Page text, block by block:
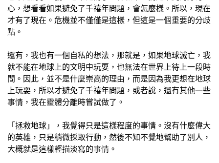
心，想看看如果避免了千禧年問題，會怎麼樣。所以，現在
才有了現在。危機並不僅僅是這樣，但這是一個重要的分歧
點。
還有，我也有一個自私的想法，那就是，如果地球滅亡，我
就不能在地球上的文明中玩耍，也無法在世界上待上一段時
間。因此，並不是什麼崇高的理由，而是因為我更想在地球
上玩耍，所以才避免了千禧年問題，或者說，還有其他一些
事情，我在靈體分離時嘗試做了。
「拯救地球」，我覺得只是這樣程度的事情。沒有什麼偉大
的英雄，只是稍微採取行動，然後不知不覺地幫助了別人，
大概就是這樣輕描淡寫的事情。